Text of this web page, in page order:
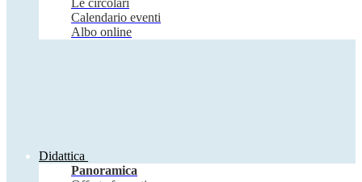
Le circolari
Calendario eventi
Albo online
Didattica
Panoramica